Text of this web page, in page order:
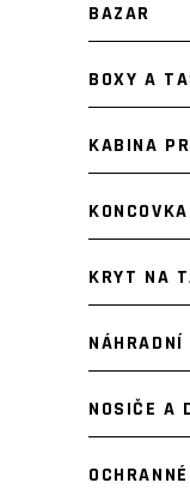
BAZAR
BOXY A
KABINA
KRYT NA
NÁHRADNÍ
NOSIČE A